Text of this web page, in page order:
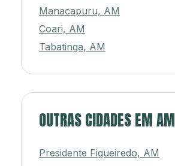
Manacapuru, AM
Coari, AM
Tabatinga, AM
OUTRAS CIDADES EM AM
Presidente Figueiredo, AM